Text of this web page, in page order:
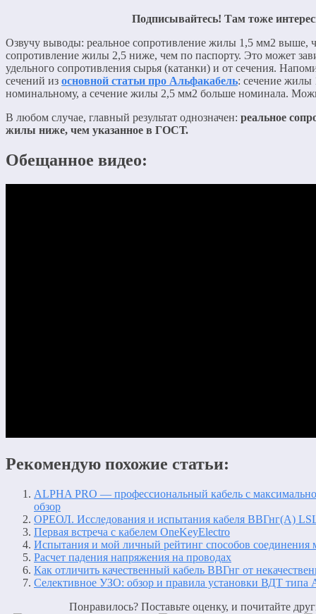
Подписывайтесь! Там тоже
Озвучу выводы: реальное сопротивление жилы 1,5 мм2 выше,
сопротивление жилы 2,5 ниже, чем по паспорту. Это может
удельного сопротивления сырья (катанки) и от сечения.
сечений из основной статьи про Альфакабель: сечение жилы
номинальному, а сечение жилы 2,5 мм2 больше номинала.
В любом случае, главный результат однозначен: реальное
жилы ниже, чем указанное в ГОСТ.
Обещанное видео:
Рекомендую похожие статьи:
ALPHA PRO — профессиональный кабель с
обзор
ОРЕОЛ. Исследования и испытания кабеля ВВГнг(А)
Первая встреча с кабелем OneKeyElectro
Испытания и мой личный рейтинг способов
Расчет падения напряжения на проводах
Как отличить качественный кабель ВВГнг от
Селективное УЗО: обзор и правила установки ВДТ типа
Понравилось? Поставьте оценку, и почитайте